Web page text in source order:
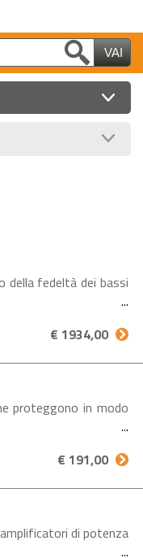
della fedeltà dei bassi
€ 1934,00
proteggono in modo
€ 191,00
di potenza